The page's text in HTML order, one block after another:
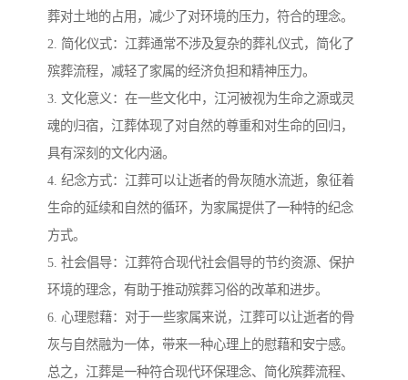
葬对土地的占用，减少了对环境的压力，符合的理念。
2. 简化仪式：江葬通常不涉及复杂的葬礼仪式，简化了
殡葬流程，减轻了家属的经济负担和精神压力。
3. 文化意义：在一些文化中，江河被视为生命之源或灵
魂的归宿，江葬体现了对自然的尊重和对生命的回归，
具有深刻的文化内涵。
4. 纪念方式：江葬可以让逝者的骨灰随水流逝，象征着
生命的延续和自然的循环，为家属提供了一种特的纪念
方式。
5. 社会倡导：江葬符合现代社会倡导的节约资源、保护
环境的理念，有助于推动殡葬习俗的改革和进步。
6. 心理慰藉：对于一些家属来说，江葬可以让逝者的骨
灰与自然融为一体，带来一种心理上的慰藉和安宁感。
总之，江葬是一种符合现代环保理念、简化殡葬流程、